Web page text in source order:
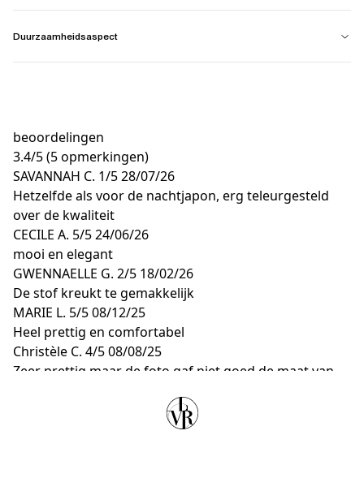
Duurzaamheidsaspect
beoordelingen
3.4/5(5 opmerkingen)
SAVANNAH C. 1/528/07/26
Hetzelfde als voor de nachtjapon, erg teleurgesteld
over de kwaliteit
CECILE A. 5/524/06/26
mooi en elegant
GWENNAELLE G. 2/5 18/02/26
De stof kreukt te gemakkelijk
MARIE L. 5/508/12/25
Heel prettig en comfortabel
Christèle C. 4/508/08/25
Zeer prettig maar de foto gaf niet goed de maat van